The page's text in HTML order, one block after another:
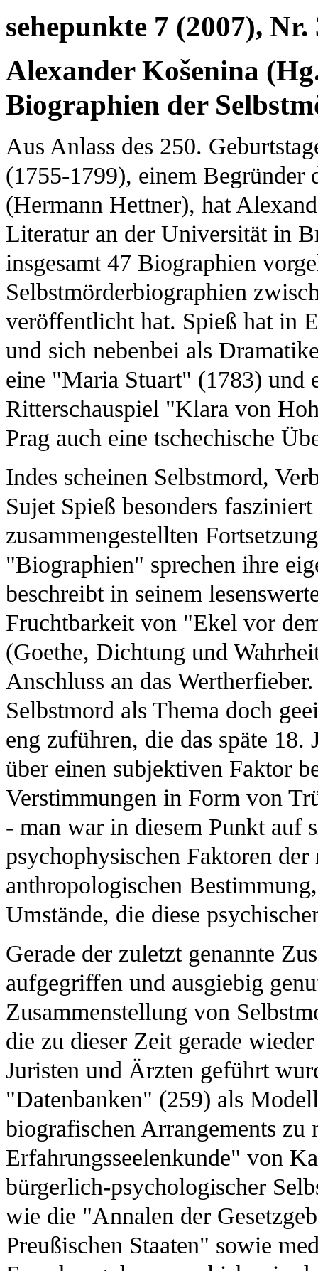
sehepunkte 7 (2007), Nr.
Alexander Košenina
Biographien der
Aus Anlass des 250.
(1755-1799), einem Begründer
(Hermann Hettner), hat
Literatur an der Universität in
insgesamt 47 Biographien
Selbstmörderbiographien
veröffentlicht hat. Spieß hat in
und sich nebenbei als
eine "Maria Stuart" (1783) und
Ritterschauspiel "Klara von
Prag auch eine tschechische
Indes scheinen Selbstmord,
Sujet Spieß besonders
zusammengestellten
"Biographien" sprechen ihre
beschreibt in seinem
Fruchtbarkeit von "Ekel vor
(Goethe, Dichtung und
Anschluss an das
Selbstmord als Thema doch
eng zuführen, die das späte
über einen subjektiven Faktor
Verstimmungen in Form von
- man war in diesem Punkt auf
psychophysischen Faktoren
anthropologischen
Umstände, die diese
Gerade der zuletzt genannte
aufgegriffen und ausgiebig
Zusammenstellung von
die zu dieser Zeit gerade
Juristen und Ärzten geführt
"Datenbanken" (259) als
biografischen Arrangements zu
Erfahrungsseelenkunde" von
bürgerlich-psychologischer
wie die "Annalen der
Preußischen Staaten" sowie